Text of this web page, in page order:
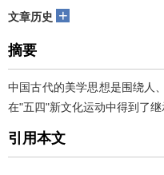
文章历史 +
摘要
中国古代的美学思想是围绕人
在"五四"新文化运动中得到了
引用本文